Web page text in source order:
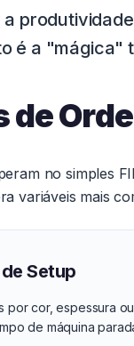
a
é a "mágica"
de
no simples
variáveis mais
Setup
por cor, espessura
de máquina